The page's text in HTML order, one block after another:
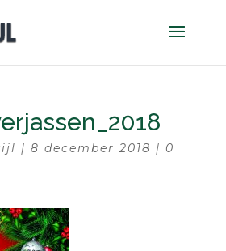
| 8 december 2018 | 0